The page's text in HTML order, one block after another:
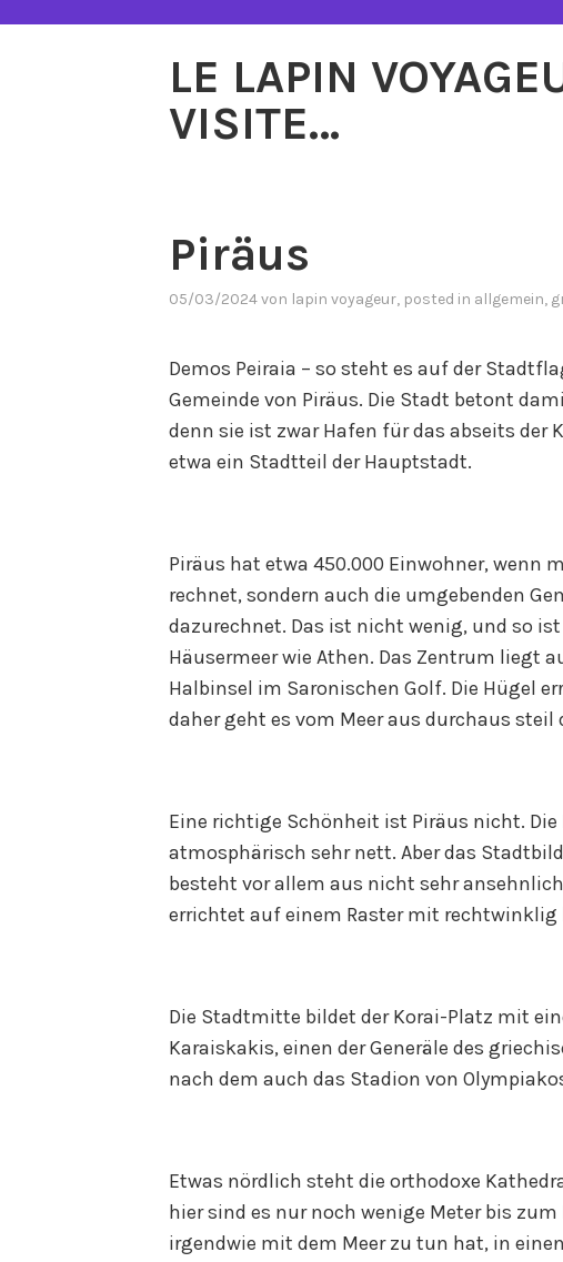
LE LAPIN
VISITE…
Piräus
05/03/2024von lapin voyageur, posted in allgemein,
Demos Peiraia – so steht es auf der
Gemeinde von Piräus. Die Stadt betont
denn sie ist zwar Hafen für das abseits der
etwa ein Stadtteil der Hauptstadt.
Piräus hat etwa 450.000 Einwohner, wenn
rechnet, sondern auch die umgebenden
dazurechnet. Das ist nicht wenig, und so
Häusermeer wie Athen. Das Zentrum liegt
Halbinsel im Saronischen Golf. Die Hügel
daher geht es vom Meer aus durchaus steil
Eine richtige Schönheit ist Piräus nicht.
atmosphärisch sehr nett. Aber das
besteht vor allem aus nicht sehr
errichtet auf einem Raster mit rechtwinklig
Die Stadtmitte bildet der Korai-Platz mit
Karaiskakis, einen der Generäle des
nach dem auch das Stadion von
Etwas nördlich steht die orthodoxe
hier sind es nur noch wenige Meter bis zum
irgendwie mit dem Meer zu tun hat, in